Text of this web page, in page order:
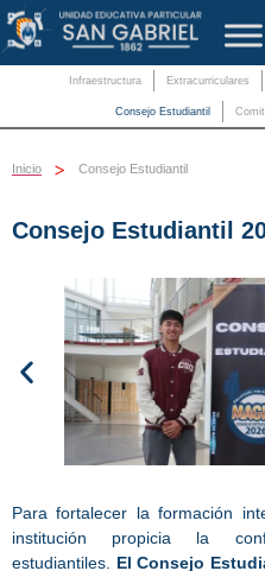
Infraestructura Extracurriculares
Consejo Estudiantil
Inicio > Consejo Estudiantil
Consejo Estudiantil
Para fortalecer la formación
institución propicia la
estudiantiles. El Consejo